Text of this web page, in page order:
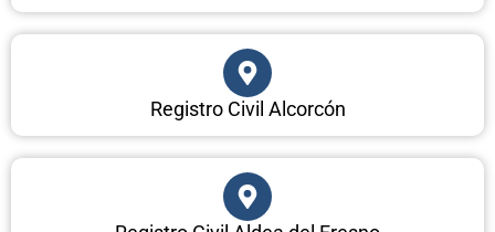
Registro Civil Alcorcón